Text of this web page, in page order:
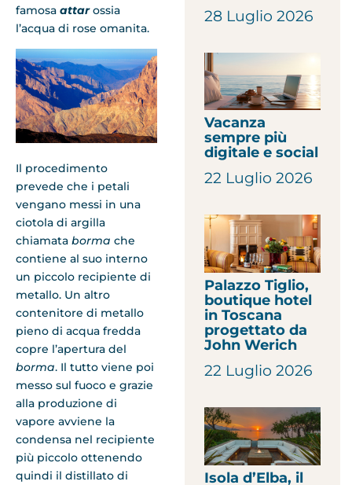
famosa attarossia
l’acqua di rose omanita.
Il procedimento
prevede che i petali
vengano messi in una
ciotola di argilla
chiamata borma che
contiene al suo interno
un piccolo recipiente di
metallo. Un altro
contenitore di metallo
pieno di acqua fredda
copre l’apertura del
borma. Il tutto viene poi
messo sul fuoco e grazie
alla produzione di
vapore avviene la
condensa nel recipiente
più piccolo ottenendo
quindi il distillato di
28 Luglio 2026
Vacanza
sempre più
digitale e social
22 Luglio 2026
Palazzo Tiglio,
boutique hotel
in Toscana
progettato da
John Werich
22 Luglio 2026
Isola d’Elba, il